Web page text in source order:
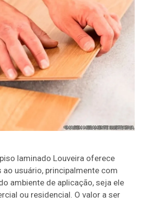
laminado Louveira oferece
usuário, principalmente com
ambiente de aplicação, seja ele
ou residencial. O valor a ser